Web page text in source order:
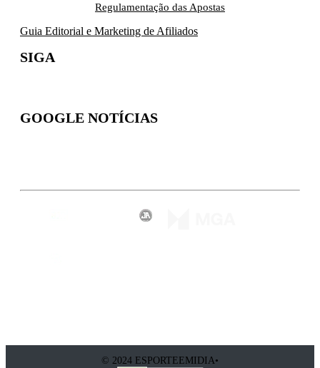
Regulamentação das Apostas
Guia Editorial e Marketing de Afiliados
SIGA
GOOGLE NOTÍCIAS
© 2024 ESPORTEEMIDIA•